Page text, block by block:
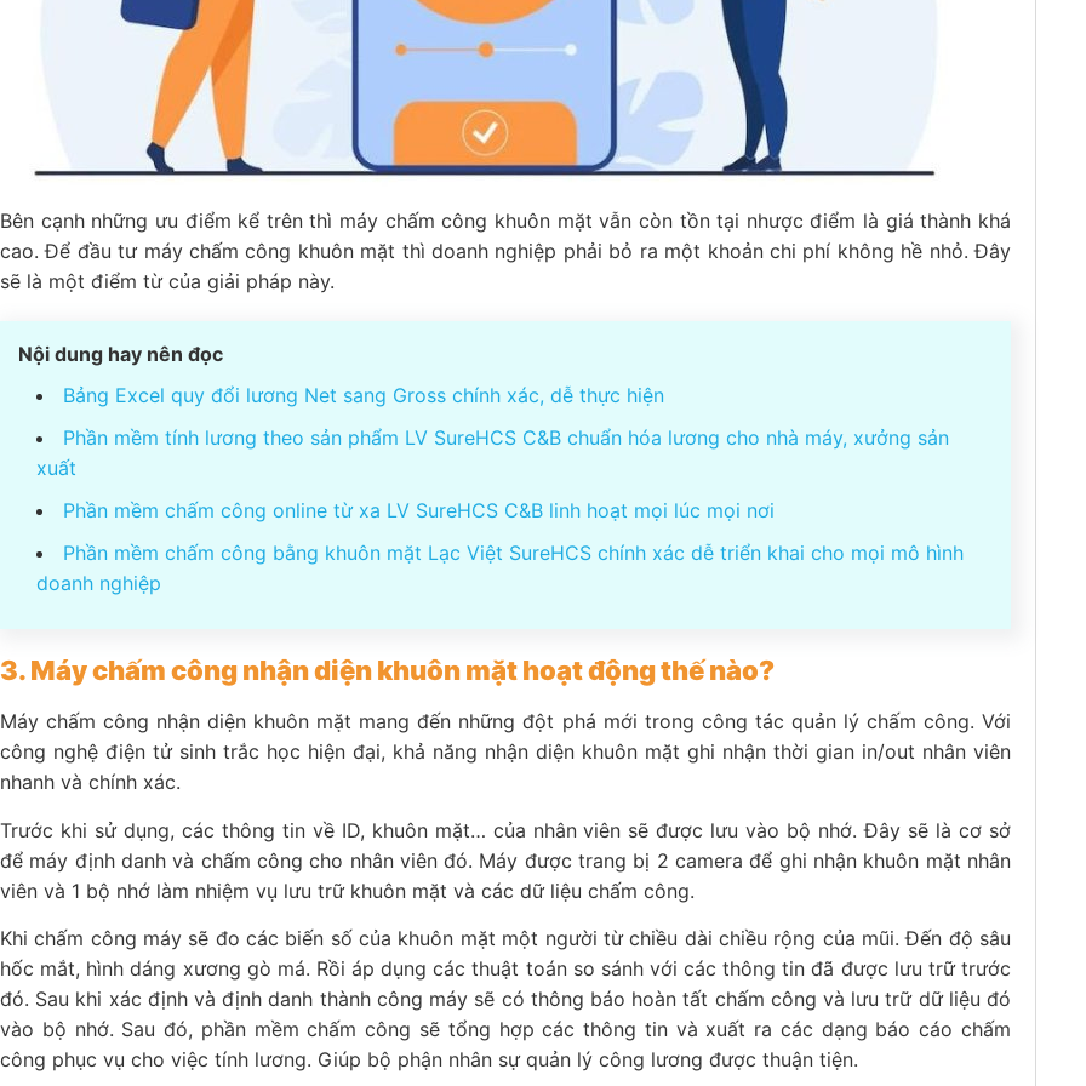
Bên cạnh những ưu điểm kể trên thì máy chấm công khuôn mặt vẫn còn tồn tại nhược điểm là giá thành khá
cao. Để đầu tư máy chấm công khuôn mặt thì doanh nghiệp phải bỏ ra một khoản chi phí không hề nhỏ. Đây
sẽ là một điểm từ của giải pháp này.
Nội dung hay nên đọc
Bảng Excel quy đổi lương Net sang Gross chính xác, dễ thực hiện
Phần mềm tính lương theo sản phẩm LV SureHCS C&B chuẩn hóa lương cho nhà máy, xưởng sản
xuất
Phần mềm chấm công online từ xa LV SureHCS C&B linh hoạt mọi lúc mọi nơi
Phần mềm chấm công bằng khuôn mặt Lạc Việt SureHCS chính xác dễ triển khai cho mọi mô hình
doanh nghiệp
3. Máy chấm công nhận diện khuôn mặt hoạt động thế nào?
Máy chấm công nhận diện khuôn mặt mang đến những đột phá mới trong công tác quản lý chấm công. Với
công nghệ điện tử sinh trắc học hiện đại, khả năng nhận diện khuôn mặt ghi nhận thời gian in/out nhân viên
nhanh và chính xác.
Trước khi sử dụng, các thông tin về ID, khuôn mặt… của nhân viên sẽ được lưu vào bộ nhớ. Đây sẽ là cơ sở
để máy định danh và chấm công cho nhân viên đó. Máy được trang bị 2 camera để ghi nhận khuôn mặt nhân
viên và 1 bộ nhớ làm nhiệm vụ lưu trữ khuôn mặt và các dữ liệu chấm công.
Khi chấm công máy sẽ đo các biến số của khuôn mặt một người từ chiều dài chiều rộng của mũi. Đến độ sâu
hốc mắt, hình dáng xương gò má. Rồi áp dụng các thuật toán so sánh với các thông tin đã được lưu trữ trước
đó. Sau khi xác định và định danh thành công máy sẽ có thông báo hoàn tất chấm công và lưu trữ dữ liệu đó
vào bộ nhớ. Sau đó, phần mềm chấm công sẽ tổng hợp các thông tin và xuất ra các dạng báo cáo chấm
công phục vụ cho việc tính lương. Giúp bộ phận nhân sự quản lý công lương được thuận tiện.